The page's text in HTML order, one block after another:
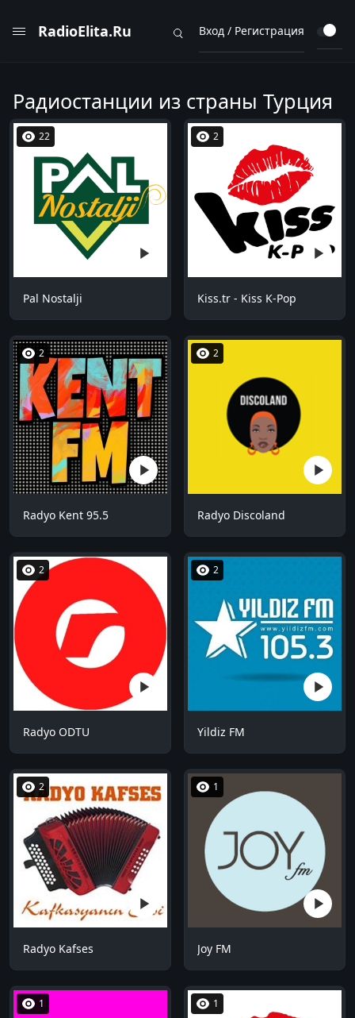
RadioElita.Ru Вход / Регистрация
Радиостанции из страны Турция
22
Pal Nostalji
2
Kiss.tr - Kiss K-Pop
2
Radyo Kent 95.5
2
Radyo Discoland
2
Radyo ODTU
2
Yildiz FM
2
Radyo Kafses
1
Joy FM
1 1